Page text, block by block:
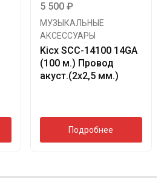
5 500 ₽
МУЗЫКАЛЬНЫЕ
АКСЕССУАРЫ
Kicx SCC-14100 14GA
(100 м.) Провод
акуст.(2х2,5 мм.)
Подробнее